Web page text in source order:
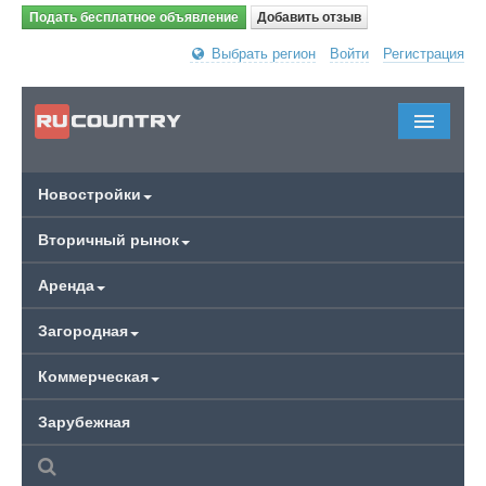
Подать бесплатное объявление Добавить отзыв
Выбрать регион Войти Регистрация
Новостройки
Вторичный рынок
Аренда
Загородная
Коммерческая
Зарубежная